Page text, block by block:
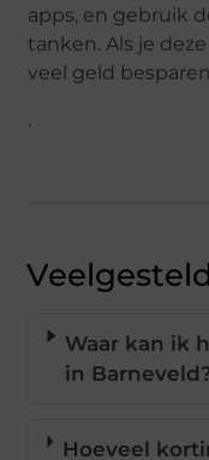
apps, en gebruik
tanken. Als je
veel geld
.
Waar kan ik
in
Hoeveel